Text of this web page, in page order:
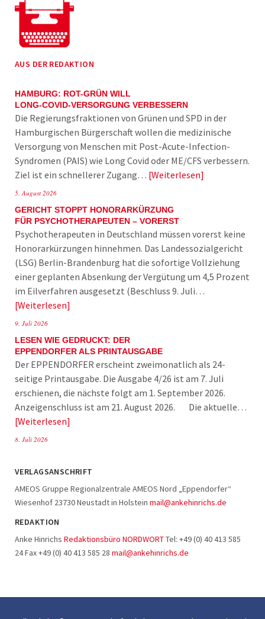
AUS DER REDAKTION
HAMBURG: ROT-GRÜN WILL
LONG-COVID-VERSORGUNG VERBESSERN
Die Regierungsfraktionen von Grünen und SPD in der
Hamburgischen Bürgerschaft wollen die medizinische
Versorgung von Menschen mit Post-Acute-Infection-
Syndromen (PAIS) wie Long Covid oder ME/CFS verbessern.
Ziel ist ein schnellerer Zugang… Weiterlesen
5. August 2026
GERICHT STOPPT HONORARKÜRZUNG
FÜR PSYCHOTHERAPEUTEN – VORERST
Psychotherapeuten in Deutschland müssen vorerst keine
Honorarkürzungen hinnehmen. Das Landessozialgericht
(LSG) Berlin-Brandenburg hat die sofortige Vollziehung
einer geplanten Absenkung der Vergütung um 4,5 Prozent
im Eilverfahren ausgesetzt (Beschluss 9. Juli…
Weiterlesen
9. Juli 2026
LESEN WIE GEDRUCKT: DER
EPPENDORFER ALS PRINTAUSGABE
Der EPPENDORFER erscheint zweimonatlich als 24-
seitige Printausgabe. Die Ausgabe 4/26 ist am 7. Juli
erschienen, die nächste folgt am 1. September 2026.
Anzeigenschluss ist am 21. August 2026. Die aktuelle…
Weiterlesen
8. Juli 2026
VERLAGSANSCHRIFT
AMEOS Gruppe Regionalzentrale AMEOS Nord „Eppendorfer“
Wiesenhof 23730 Neustadt in Holstein mail@ankehinrichs.de
REDAKTION
Anke Hinrichs Redaktionsbüro NORDWORTTel: +49 (0) 40 413 585
24 Fax +49 (0) 40 413 585 28 mail@ankehinrichs.de